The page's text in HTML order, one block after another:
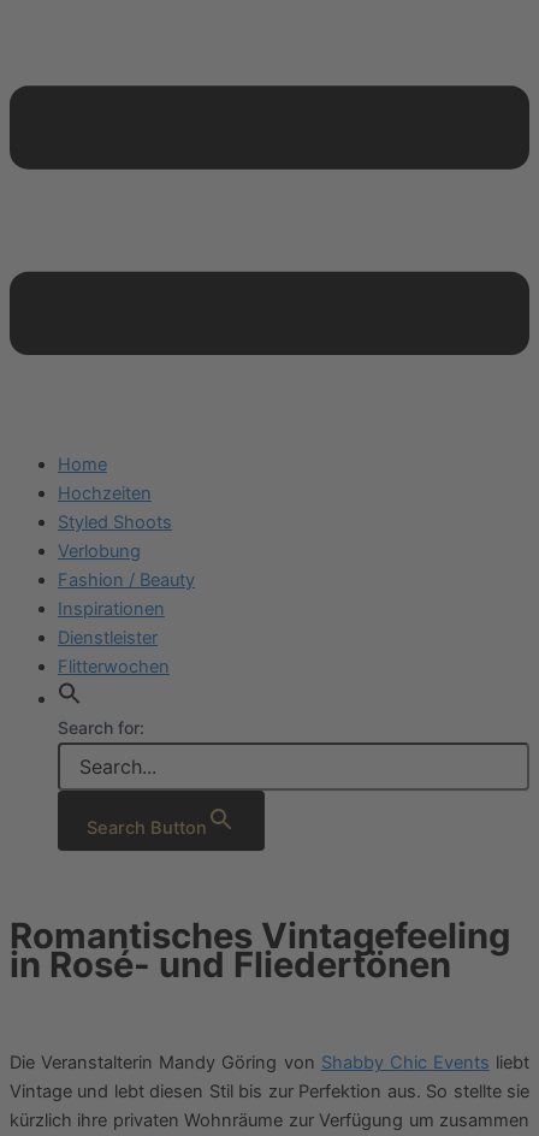
Home
Hochzeiten
Styled Shoots
Verlobung
Fashion / Beauty
Inspirationen
Dienstleister
Flitterwochen
Search for:
Search Button
Romantisches Vintagefeeling
in Rosé- und Fliedertönen
Die Veranstalterin Mandy Göring von Shabby Chic Events liebt
Vintage und lebt diesen Stil bis zur Perfektion aus. So stellte sie
kürzlich ihre privaten Wohnräume zur Verfügung um zusammen